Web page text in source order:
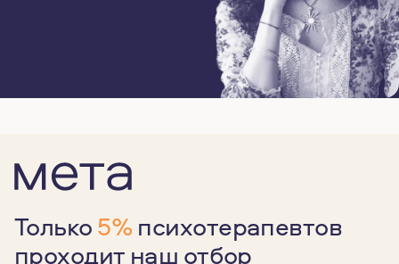
Только5% психотерапевтов
проходит наш отбор